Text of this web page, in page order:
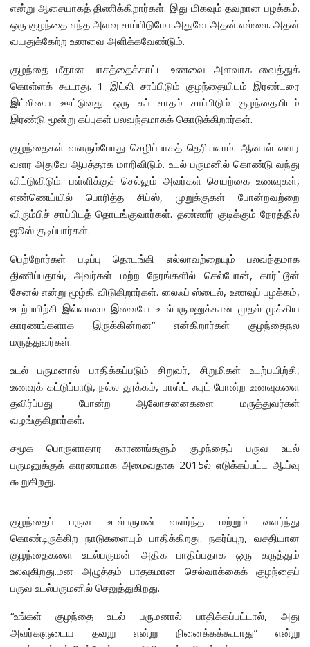
என்று ஆசையாகத் திணிக்கிறார்கள். இது மிகவும் தவறான பழக்கம்.
ஒரு குழந்தை எந்த அளவு சாப்பிடுமோ அதுவே அதன் எல்லை. அதன்
வயதுக்கேற்ற உணவை அளிக்கவேண்டும்.
குழந்தை மீதான பாசத்தைக்காட்ட உணவை அளவாக வைத்துக்
கொள்ளக் கூடாது. 1 இட்லி சாப்பிடும் குழந்தையிடம் இரண்டரை
இட்லியை ஊட்டுவது. ஒரு கப் சாதம் சாப்பிடும் குழந்தையிடம்
இரண்டு மூன்று கப்புகள் பலவந்தமாகக் கொடுக்கிறார்கள்.
குழந்தைகள் வளரும்போது செழிப்பாகத் தெரியலாம். ஆனால் வளர
வளர அதுவே ஆபத்தாக மாறிவிடும். உடல் பருமனில் கொண்டு வந்து
விட்டுவிடும். பள்ளிக்குச் செல்லும் அவர்கள் செயற்கை உணவுகள்,
எண்ணெய்யில் பொரித்த சிப்ஸ், முறுக்குகள் போன்றவற்றை
விரும்பிச் சாப்பிடத் தொடங்குவார்கள். தண்ணீர் குடிக்கும் நேரத்தில்
ஜூஸ் குடிப்பார்கள்.
பெற்றோர்கள் படிப்பு தொடங்கி எல்லாவற்றையும் பலவந்தமாக
திணிப்பதால், அவர்கள் மற்ற நேரங்களில் செல்போன், கார்ட்டூன்
சேனல் என்று மூழ்கி விடுகிறார்கள். லைஃப் ஸ்டைல், உணவுப் பழக்கம்,
உடற்பயிற்சி இல்லாமை இவையே உடல்பருமனுக்கான முதல் முக்கிய
காரணங்களாக இருக்கின்றன” என்கிறார்கள் குழந்தைநல
மருத்துவர்கள்.
உடல் பருமனால் பாதிக்கப்படும் சிறுவர், சிறுமிகள் உடற்பயிற்சி,
உணவுக் கட்டுப்பாடு, நல்ல தூக்கம், பாஸ்ட் ஃபுட் போன்ற உணவுகளை
தவிர்ப்பது போன்ற ஆலோசனைகளை மருத்துவர்கள்
வழங்குகிறார்கள்.
சமூக பொருளாதார காரணங்களும் குழந்தைப் பருவ உடல்
பருமனுக்குக் காரணமாக அமைவதாக 2015ல் எடுக்கப்பட்ட ஆய்வு
கூறுகிறது.
குழந்தைப் பருவ உடல்பருமன் வளர்ந்த மற்றும் வளர்ந்து
கொண்டிருக்கிற நாடுகளையும் பாதிக்கிறது. நகர்ப்புற, வசதியான
குழந்தைகளை உடல்பருமன் அதிக பாதிப்பதாக ஒரு கருத்தும்
உலவுகிறது.மன அழுத்தம் பாதகமான செல்வாக்கைக் குழந்தைப்
பருவ உடல்பருமனில் செலுத்துகிறது.
“உங்கள் குழந்தை உடல் பருமனால் பாதிக்கப்பட்டால், அது
அவர்களுடைய தவறு என்று நினைக்கக்கூடாது” என்று